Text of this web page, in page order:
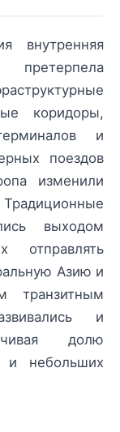
внутренняя
претерпела
коридоры,
и
поездов
изменили
выходом
отправлять
Азию и
и
долю
и небольших